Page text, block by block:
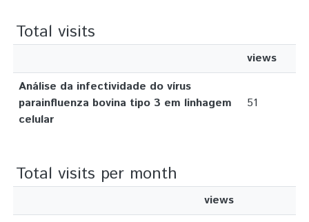
Total visits
views
Análise da infectividade do vírus
parainfluenza bovina tipo 3 em linhagem
celular
51
Total visits per month
views